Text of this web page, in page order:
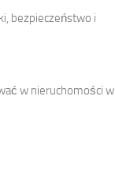
bezpieczeństwo i
w nieruchomości w